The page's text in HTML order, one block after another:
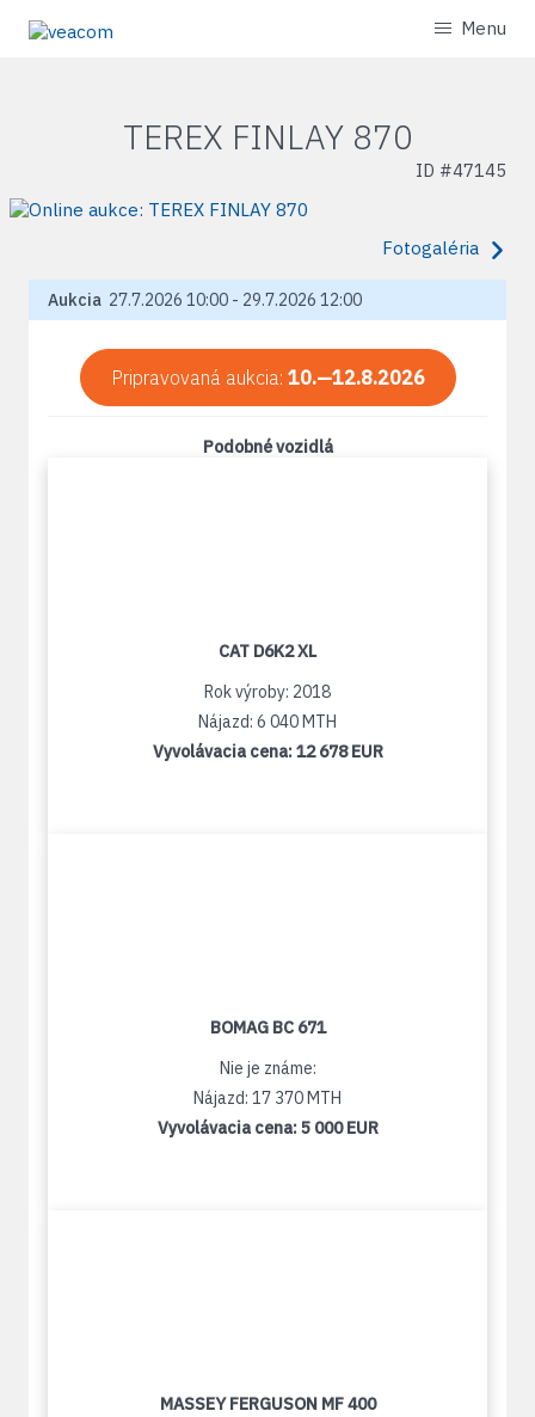
Menu
TEREX FINLAY 870
ID #47145
Fotogaléria
Aukcia 27.7.2026 10:00 - 29.7.2026 12:00
Pripravovaná aukcia: 10.—12.8.2026
Podobné vozidlá
CAT D6K2 XL
Rok výroby: 2018
Nájazd: 6 040 MTH
Vyvolávacia cena:12 678 EUR
BOMAG BC 671
Nie je známe:
Nájazd: 17 370 MTH
Vyvolávacia cena:5 000 EUR
MASSEY FERGUSON MF 400